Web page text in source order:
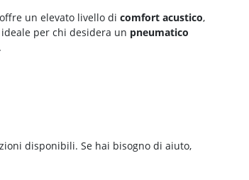
un elevato livello di comfort acustico,
ideale per chi desidera un pneumatico
.
disponibili. Se hai bisogno di aiuto,